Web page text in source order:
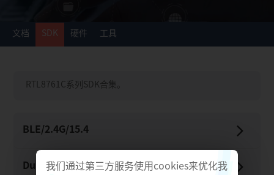
文档 SDK 硬件 工具
RTL8761C系列SDK合集。
BLE/​2.4G/​15.4
Dual-​Mode BT
我们通过第三方服务使用cookies来优化我